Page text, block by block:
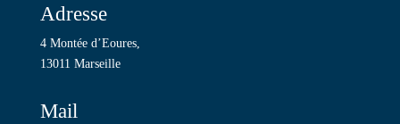
Adresse
4 Montée d’Eoures,
13011 Marseille
Mail